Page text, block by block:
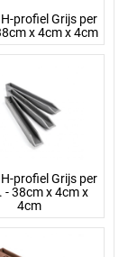
profiel Grijs per
x 4cm x 4cm
profiel Grijs per
- 38cm x 4cm x
4cm